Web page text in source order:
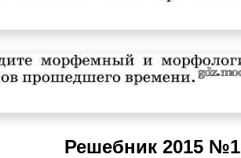
Решебник 2015 №1